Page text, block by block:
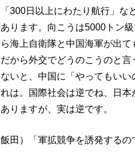
「300日以上にわたり航行」
あります。向こうは5000トン
ら海上自衛隊と中国海軍が出
だから外交でどうのこうのと
ないと、中国に「やってもい
れは。国際社会は逆でね、日
ありますが、実は逆です。
飯田）「軍拡競争を誘発するの